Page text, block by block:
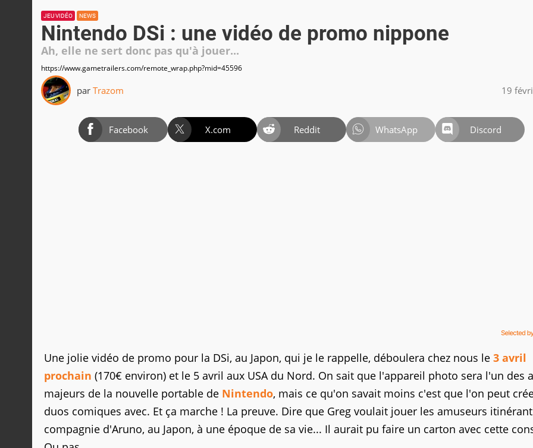
JEU VIDÉO NEWS
Nintendo DSi : une vidéo de promo nippone
Ah, elle ne sert donc pas qu'à jouer...
https://www.gametrailers.com/remote_wrap.php?mid=45596
par Trazom 19
Facebook X.com Reddit WhatsApp Discord
Une jolie vidéo de promo pour la DSi, au Japon, qui je le rappelle, déboulera chez nous le 3 avril
prochain (170€ environ) et le 5 avril aux USA du Nord. On sait que l'appareil photo sera l'un des
majeurs de la nouvelle portable de Nintendo, mais ce qu'on savait moins c'est que l'on peut
duos comiques avec. Et ça marche ! La preuve. Dire que Greg voulait jouer les amuseurs
compagnie d'Aruno, au Japon, à une époque de sa vie... Il aurait pu faire un carton avec cette